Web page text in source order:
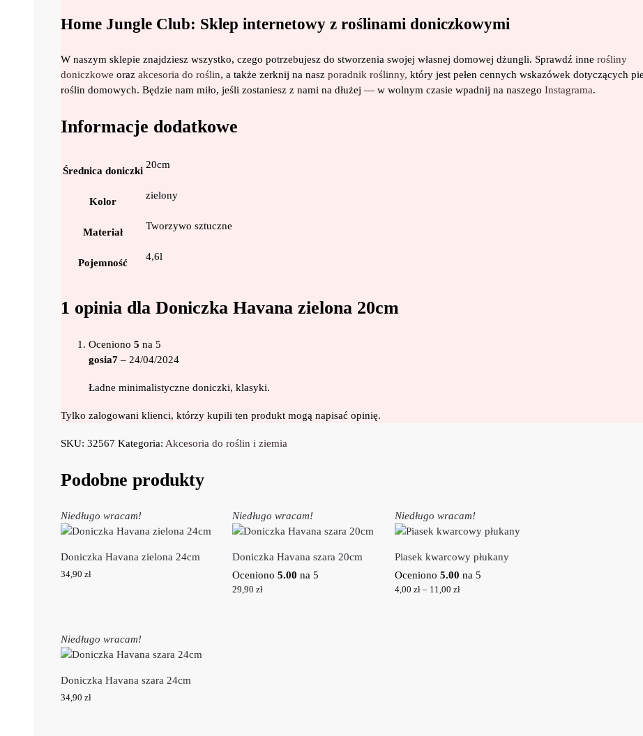
Home Jungle Club: Sklep internetowy z roślinami doniczkowymi
W naszym sklepie znajdziesz wszystko, czego potrzebujesz do stworzenia swojej własnej domowej dżungli. Sprawdź inne rośliny
doniczkowe oraz akcesoria do roślin, a także zerknij na nasz poradnik roślinny, który jest pełen cennych wskazówek dotyczących
roślin domowych. Będzie nam miło, jeśli zostaniesz z nami na dłużej — w wolnym czasie wpadnij na naszego Instagrama.
Informacje dodatkowe
Średnica doniczki
20cm
Kolor
zielony
Materiał
Tworzywo sztuczne
Pojemność
4,6l
1 opinia dla Doniczka Havana zielona 20cm
Oceniono 5 na 5
gosia7 – 24/04/2024
Ładne minimalistyczne doniczki, klasyki.
Tylko zalogowani klienci, którzy kupili ten produkt mogą napisać opinię.
SKU: 32567 Kategoria: Akcesoria do roślin i ziemia
Podobne produkty
Niedługo wracam!
Doniczka Havana zielona 24cm
34,90 zł
Niedługo wracam!
Doniczka Havana szara 20cm
Oceniono 5.00 na 5
29,90 zł
Niedługo wracam!
Piasek kwarcowy płukany
Oceniono 5.00 na 5
4,00 zł – 11,00 zł
Niedługo wracam!
Doniczka Havana szara 24cm
34,90 zł